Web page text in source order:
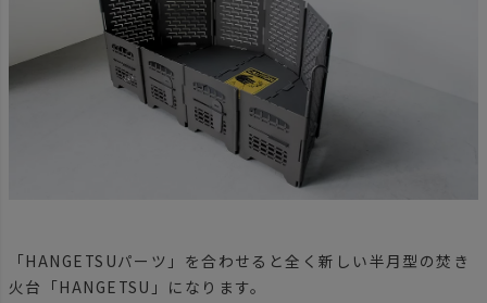
「HANGETSUパーツ」を合わせると全く新しい半月型の焚き
火台「HANGETSU」になります。